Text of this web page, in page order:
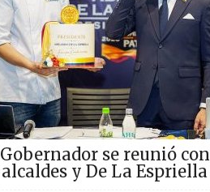
Gobernador se reunió con
alcaldes y De La Espriella